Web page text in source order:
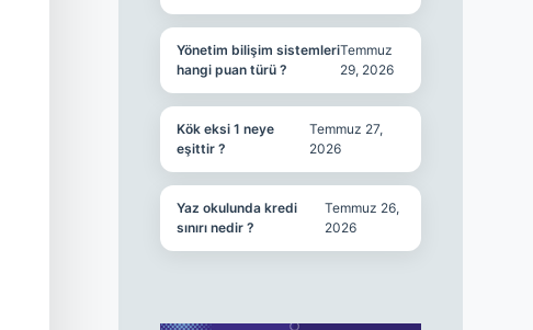
Yönetim bilişim sistemleri
hangi puan türü ?
Temmuz
29, 2026
Kök eksi 1 neye
eşittir ?
Temmuz 27,
2026
Yaz okulunda kredi
sınırı nedir ?
Temmuz 26,
2026